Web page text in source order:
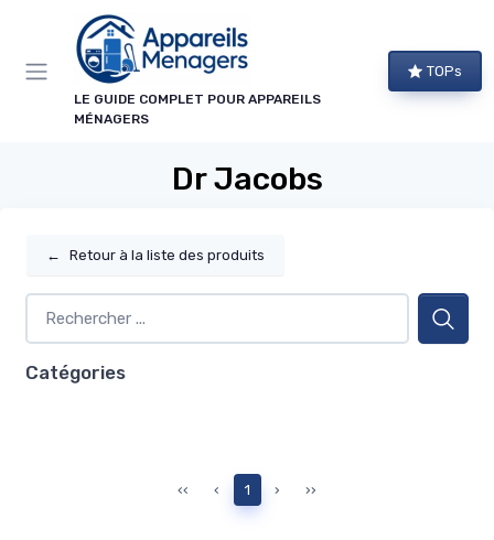
LE GUIDE COMPLET POUR APPAREILS
MÉNAGERS
TOPs
Dr Jacobs
← Retour à la liste des produits
Catégories
‹‹ ‹ 1 › ››
Panneau de gestion des cookies